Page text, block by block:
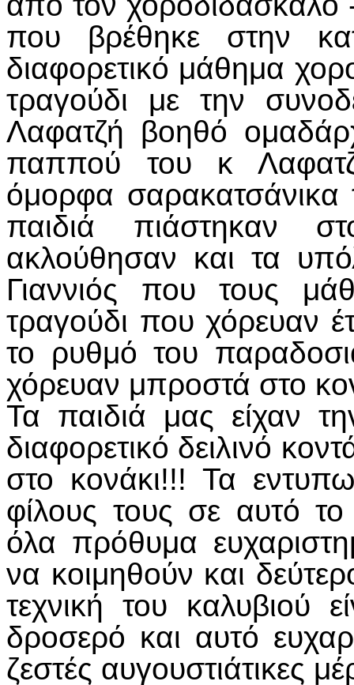
που βρέθηκε στην
διαφορετικό μάθημα
τραγούδι με την
Λαφατζή βοηθό
παππού του κ
όμορφα
παιδιά πιάστηκαν
ακλούθησαν και τα
Γιαννιός που τους
τραγούδι που χόρευαν
το ρυθμό του
χόρευαν μπροστά στο
Τα παιδιά μας είχαν
διαφορετικό δειλινό
στο κονάκι!!! Τα
φίλους τους σε αυτό το
όλα πρόθυμα
να κοιμηθούν και
τεχνική του καλυβιού
δροσερό και αυτό
ζεστές αυγουστιάτικες